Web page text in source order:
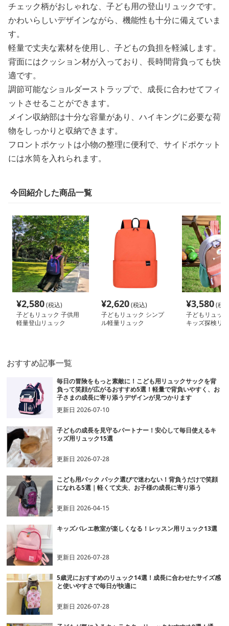
チェック柄がおしゃれな、子ども用の登山リュックです。
かわいらしいデザインながら、機能性も十分に備えていま
す。
軽量で丈夫な素材を使用し、子どもの負担を軽減します。
背面にはクッション材が入っており、長時間背負っても快
適です。
調節可能なショルダーストラップで、成長に合わせてフィ
ットさせることができます。
メイン収納部は十分な容量があり、ハイキングに必要な荷
物をしっかりと収納できます。
フロントポケットは小物の整理に便利で、サイドポケット
には水筒を入れられます。
今回紹介した商品一覧
¥2,580(税込)
子どもリュック 子供用
軽量登山リュック
¥2,620(税込)
子どもリュック シンプ
ル軽量リュック
¥3,580(税
子どもリュッ
キッズ探検リ
おすすめ記事一覧
毎日の冒険をもっと素敵に！こども用リュックサックを背
負って笑顔が広がるおすすめ5選！軽量で背負いやすく、お
子さまの成長に寄り添うデザインが見つかります
更新日2026-07-10
子どもの成長を見守るパートナー！安心して毎日使えるキ
ッズ用リュック15選
更新日2026-07-28
こども用バック パック選びで迷わない！背負うだけで笑顔
になれる5選｜軽くて丈夫、お子様の成長に寄り添う
更新日2026-04-15
キッズバレエ教室が楽しくなる！レッスン用リュック13選
更新日2026-07-28
5歳児におすすめのリュック14選！成長に合わせたサイズ感
と使いやすさで毎日が快適に
更新日2026-07-28